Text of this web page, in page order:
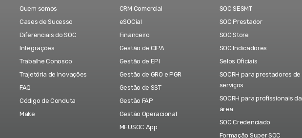
Quem somos
Cases de Sucesso
Diferenciais do SOC
Integrações
Trabalhe Conosco
Trajetória de Inovações
FAQ
Código de Conduta
Make
CRM Comercial
eSOCial
Financeiro
Gestão de CIPA
Gestão de EPI
Gestão de GRO e PGR
Gestão de SST
Gestão FAP
Gestão Operacional
MEUSOC App
SOC SESMT
SOC Prestador
SOC Store
SOC Indicadores
Selos Oficiais
SOCRH para prestadores de
serviços
SOCRH para profissionais da
área
SOC Credenciado
Formação Super SOC